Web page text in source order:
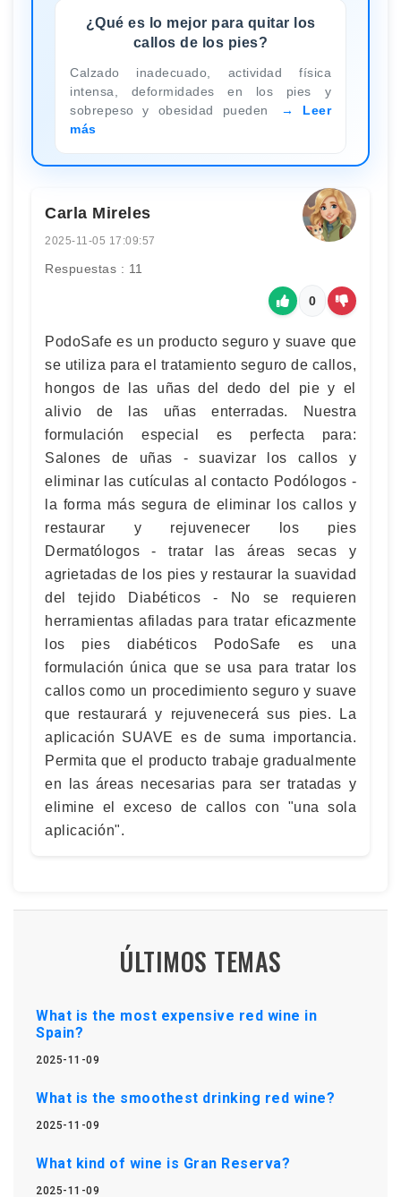
¿Qué es lo mejor para quitar los
callos de los pies?
Calzado inadecuado, actividad física
intensa, deformidades en los pies y
sobrepeso y obesidad pueden
Leer
más
Carla Mireles
2025-11-05 17:09:57
Respuestas : 11
0
PodoSafe es un producto seguro y suave que
se utiliza para el tratamiento seguro de callos,
hongos de las uñas del dedo del pie y el
alivio de las uñas enterradas. Nuestra
formulación especial es perfecta para:
Salones de uñas - suavizar los callos y
eliminar las cutículas al contacto Podólogos -
la forma más segura de eliminar los callos y
restaurar y rejuvenecer los pies
Dermatólogos - tratar las áreas secas y
agrietadas de los pies y restaurar la suavidad
del tejido Diabéticos - No se requieren
herramientas afiladas para tratar eficazmente
los pies diabéticos PodoSafe es una
formulación única que se usa para tratar los
callos como un procedimiento seguro y suave
que restaurará y rejuvenecerá sus pies. La
aplicación SUAVE es de suma importancia.
Permita que el producto trabaje gradualmente
en las áreas necesarias para ser tratadas y
elimine el exceso de callos con "una sola
aplicación".
ÚLTIMOS TEMAS
What is the most expensive red wine in
Spain?
2025-11-09
What is the smoothest drinking red wine?
2025-11-09
What kind of wine is Gran Reserva?
2025-11-09